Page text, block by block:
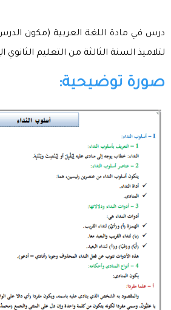
درس في مادة اللغة العربية (مكون
لتلاميذ السنة الثالثة من التعليم الثانوي
صورة توضيحية: